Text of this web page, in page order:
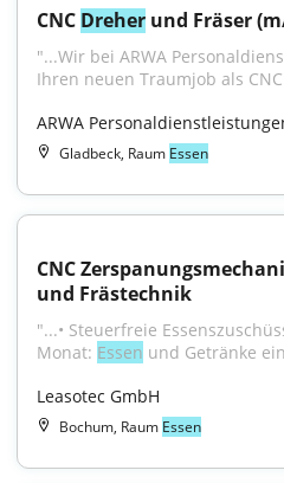
CNC Dreher und Fräser
"...Wir bei ARWA
Ihren neuen Traumjob als CNC
ARWA
Gladbeck, Raum Essen
CNC
und Frästechnik
"...• Steuerfreie
Monat: Essen und Getränke
Leasotec GmbH
Bochum, Raum Essen